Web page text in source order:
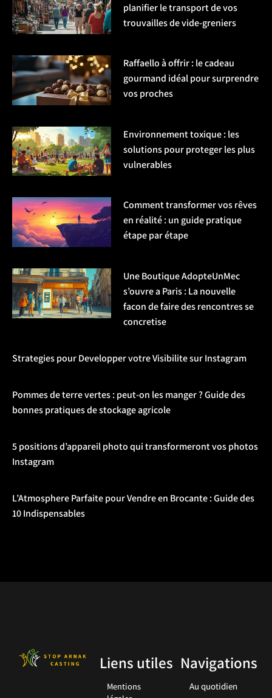
planifier le transport de vos
trouvailles de vide-greniers
Raffaello à offrir : le cadeau
gourmand idéal pour surprendre
vos proches
Environnement toxique : les
solutions pour proteger les plus
vulnerables
Comment transformer vos rêves
en réalité : un guide pratique
étape par étape
Une Boutique AdopteUnMec
s’ouvre a Paris : La nouvelle
facon de faire des rencontres se
concretise
Strategies pour Developper votre Visibilite sur Instagram
Pommes de terre vertes : peut-on les manger ? Guide des
bonnes pratiques de stockage agricole
5 positions d’appareil photo qui transformeront vos photos
Instagram
L’Atmosphere Parfaite pour Vendre en Brocante : Guide des
10 Indispensables
Mentions
Liens utiles Navigations
Au quotidien